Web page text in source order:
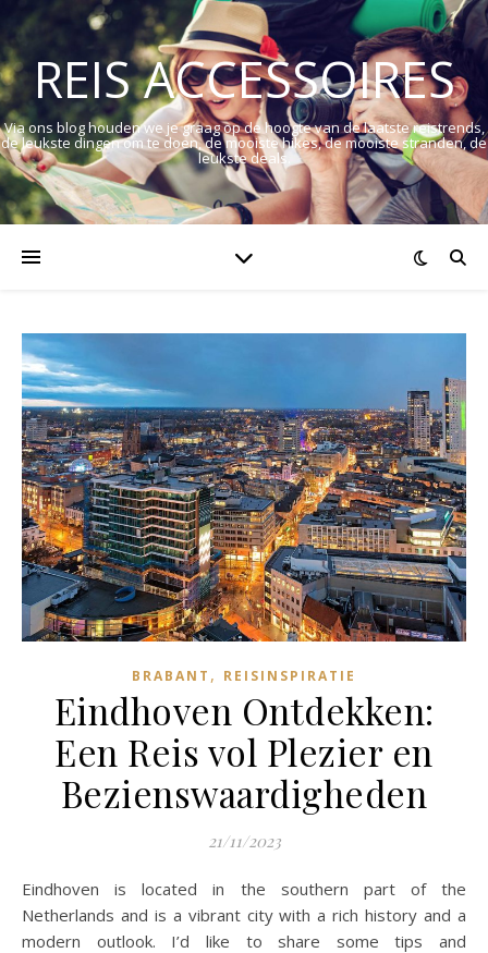
REIS ACCESSOIRES
Via ons blog houden we je graag op de hoogte van de laatste reistrends,
de leukste dingen om te doen, de mooiste hikes, de mooiste stranden, de
leukste deals.
BRABANT , REISINSPIRATIE
Eindhoven Ontdekken:
Een Reis vol Plezier en
Bezienswaardigheden
21/11/2023
Eindhoven is located in the southern part of the
Netherlands and is a vibrant city with a rich history and a
modern outlook. I’d like to share some tips and